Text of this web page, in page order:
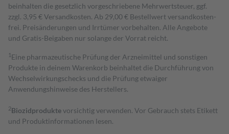
beinhalten die gesetzlich vorgeschriebene Mehrwertsteuer, ggf.
zzgl. 3,95 € Versandkosten. Ab 29,00 € Bestell­wert versand­kosten­
frei. Preisänderungen und Irrtümer vorbehalten. Alle Angebote
und Gratis-Beigaben nur solange der Vorrat reicht.
1 Eine pharmazeutische Prüfung der Arzneimittel und sonstigen
Produkte in deinem Warenkorb beinhaltet die Durchführung von
Wechselwirkungschecks und die Prüfung etwaiger
Anwendungshinweise des Herstellers.
2Biozidproduktevorsichtig verwenden. Vor Gebrauch stets Etikett
und Produktinformationen lesen.